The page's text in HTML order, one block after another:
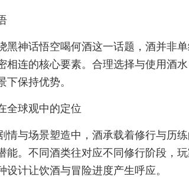
黑神话悟空喝何酒这一话题，酒并非
相连的核心要素。合理选择与使用酒
下保持优势。
全球观中的定位
情与场景塑造中，酒承载着修行与历
能。不同酒类往对应不同修行阶段，
设计让饮酒与冒险进度产生呼应。